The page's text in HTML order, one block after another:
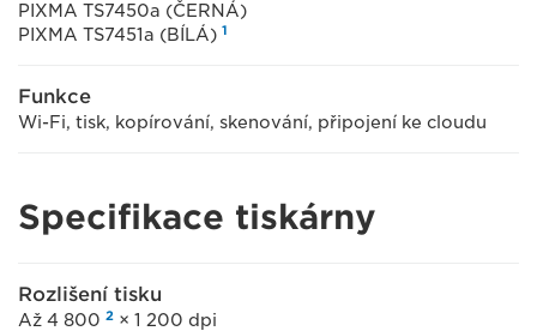
PIXMA TS7450a (ČERNÁ)
PIXMA TS7451a (BÍLÁ) 1
Funkce
Wi-Fi, tisk, kopírování, skenování, připojení ke cloudu
Specifikace tiskárny
Rozlišení tisku
Až 4 800 2 × 1 200 dpi